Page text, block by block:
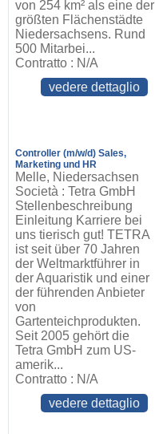
von 254 km² als eine der
größten Flächenstädte
Niedersachsens. Rund
500 Mitarbei...
Contratto : N/A
vedere dettaglio
Controller (m/w/d) Sales,
Marketing und HR
Melle, Niedersachsen
Società : Tetra GmbH
Stellenbeschreibung
Einleitung Karriere bei
uns tierisch gut! TETRA
ist seit über 70 Jahren
der Weltmarktführer in
der Aquaristik und einer
der führenden Anbieter
von
Gartenteichprodukten.
Seit 2005 gehört die
Tetra GmbH zum US-
amerik...
Contratto : N/A
vedere dettaglio